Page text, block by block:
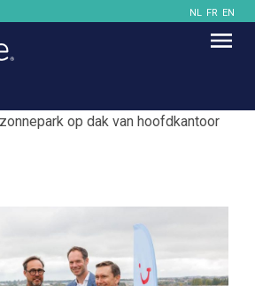
NL FR EN
op dak van hoofdkantoor